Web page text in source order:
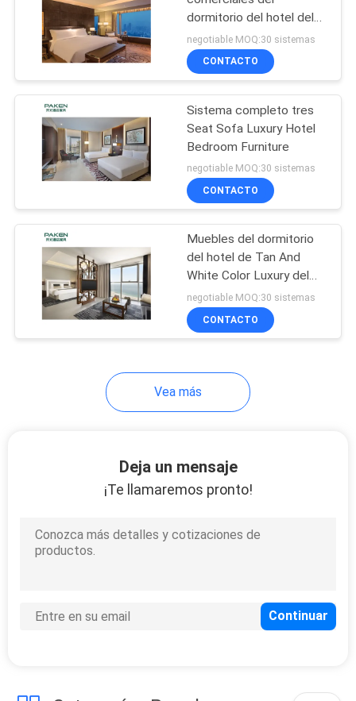
dormitorio del hotel del
lustre fijan
negotiable MOQ:30 sistemas
CONTACTO
Sistema completo tres
Seat Sofa Luxury Hotel
Bedroom Furniture
negotiable MOQ:30 sistemas
CONTACTO
Muebles del dormitorio
del hotel de Tan And
White Color Luxury del
sistema completo
negotiable MOQ:30 sistemas
CONTACTO
Vea más
Deja un mensaje
¡Te llamaremos pronto!